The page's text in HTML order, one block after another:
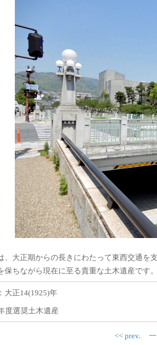
、大正期からの長きにわたって東西交通を
保ちながら現在に至る貴重な土木遺産です
大正14(1925)年
度選奨土木遺産
<< prev.